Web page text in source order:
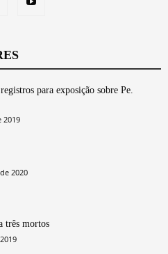
para exposição sobre Pe.
2019
2020
três mortos